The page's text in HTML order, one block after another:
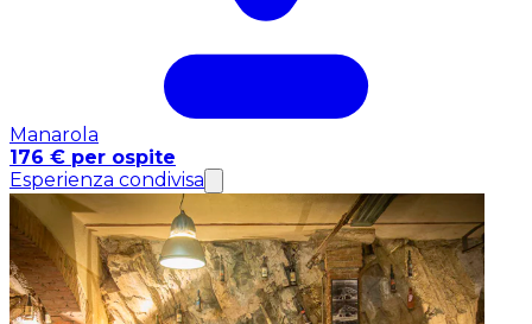
Manarola
176 € per ospite
Esperienza condivisa